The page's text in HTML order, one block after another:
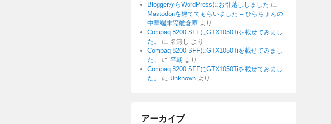
BloggerからWordPressにお引越ししました に
Mastodonを建ててもらいました – ひらちょんの
中華端末隔離倉庫 より
Compaq 8200 SFFにGTX1050Tiを載せてみまし
た。
に 名無し より
Compaq 8200 SFFにGTX1050Tiを載せてみまし
た。
に 平朝 より
Compaq 8200 SFFにGTX1050Tiを載せてみまし
た。
に Unknown より
アーカイブ